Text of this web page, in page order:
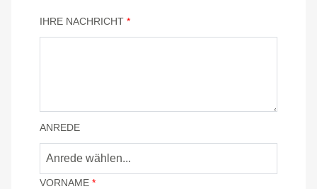
IHRE NACHRICHT *
ANREDE
VORNAME *